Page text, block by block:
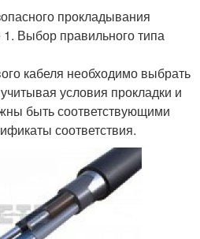
прокладывания
Выбор правильного типа
кабеля необходимо выбрать
условия прокладки и
быть соответствующими
соответствия.